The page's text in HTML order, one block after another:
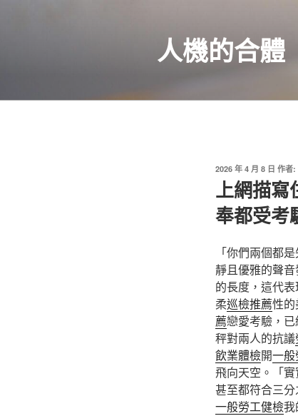
人機的合體
發
2026 年 4 月 8 日 作者:
上網描寫
奉都受考
「你們兩個都
靜且優雅的聲音
的長度，這代
柔巡檢推薦性
薦戀愛考驗，
秤對兩人的抗議
飲業體檢開一
飛向天空。「
甚至都符合三分
一般勞工健檢我